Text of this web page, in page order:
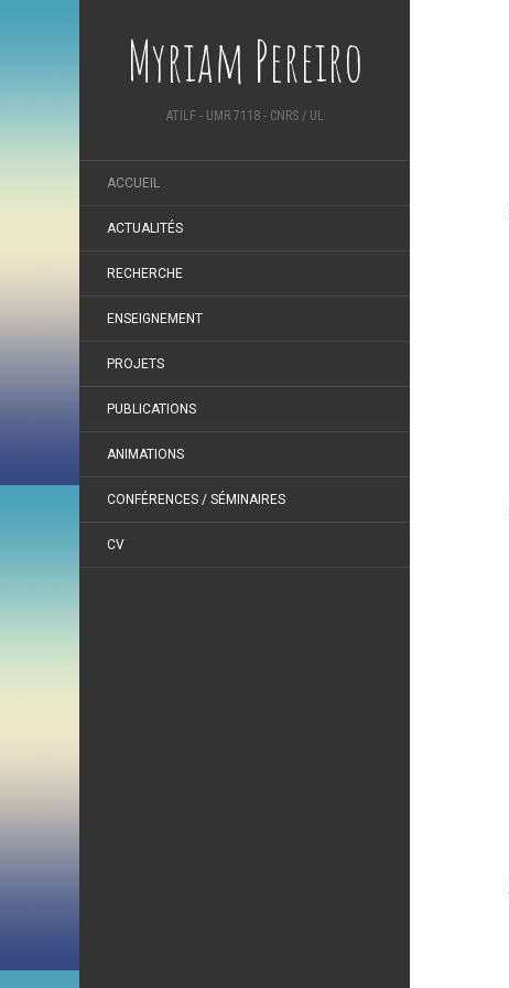
Myriam Pereiro
ATILF - UMR 7118 - CNRS / UL
ACCUEIL
ACTUALITÉS
RECHERCHE
ENSEIGNEMENT
PROJETS
PUBLICATIONS
ANIMATIONS
CONFÉRENCES / SÉMINAIRES
CV